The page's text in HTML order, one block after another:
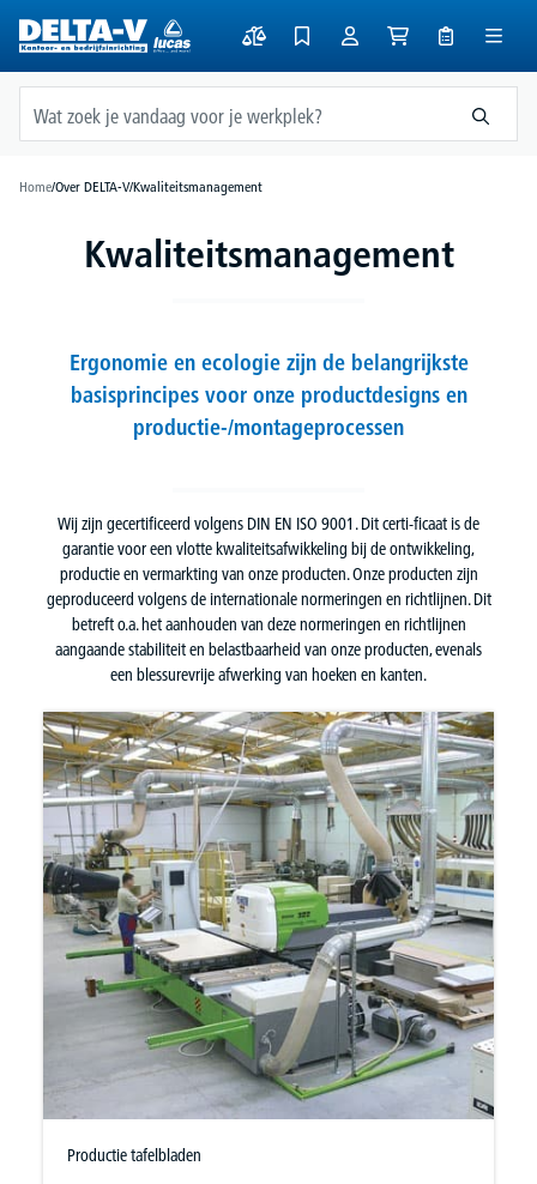
Home/Over DELTA-V/Kwaliteitsmanagement
Kwaliteitsmanagement
Ergonomie en ecologie zijn de belangrijkste
basisprincipes voor onze productdesigns en
productie-/montageprocessen
Wij zijn gecertificeerd volgens DIN EN ISO 9001. Dit certi-ficaat is de
garantie voor een vlotte kwaliteitsafwikkeling bij de ontwikkeling,
productie en vermarkting van onze producten. Onze producten zijn
geproduceerd volgens de internationale normeringen en richtlijnen. Dit
betreft o.a. het aanhouden van deze normeringen en richtlijnen
aangaande stabiliteit en belastbaarheid van onze producten, evenals
een blessurevrije afwerking van hoeken en kanten.
Productie tafelbladen